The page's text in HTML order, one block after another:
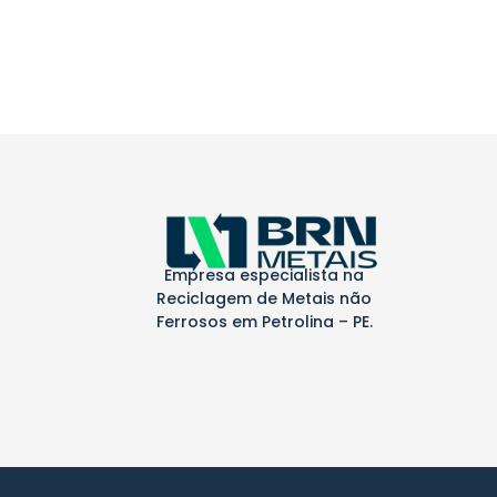
Empresa especialista na
Reciclagem de Metais não
Ferrosos em Petrolina – PE.